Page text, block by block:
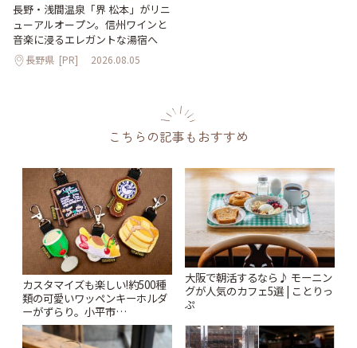
長野・浅間温泉「界 松本」がリニ
ューアルオープン。信州ワインと
音楽に浸るエレガントな湯宿へ
長野県 [PR] 2026.08.05
こちらの記事もおすすめ
カスタマイズも楽しい!約500種
類の可愛いワッペンキーホルダ
ーがずらり。小平市
「Kimamaya T&K」 | ことりっ
ぷ
大阪で朝活するなら♪ モーニン
グが人気のカフェ5選 | ことりっ
ぷ